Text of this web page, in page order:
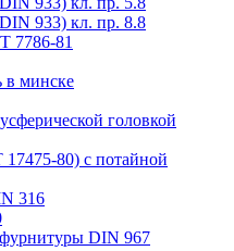
933) кл. пр. 8.8
7786-81
в минске
головкой
80) с потайной
316
DIN 967